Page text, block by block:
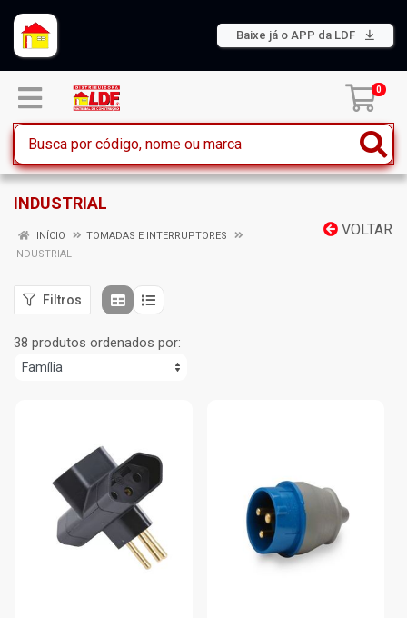
Baixe já o APP da LDF
0
INDUSTRIAL
VOLTAR
INÍCIO
TOMADAS E INTERRUPTORES
INDUSTRIAL
Filtros
38 produtos ordenados por: